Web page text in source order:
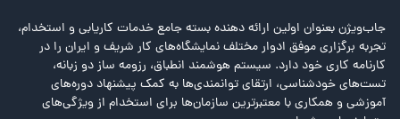
جاب‌ویژن بعنوان اولین ارائه دهنده بسته جامع خدمات کاریابی و استخدام،
تجربه برگزاری موفق ادوار مختلف نمایشگاه‌های کار شریف و ایران را در
کارنامه کاری خود دارد. سیستم هوشمند انطباق، رزومه ساز دو زبانه،
تست‌های خودشناسی، ارتقای توانمندی‌ها به کمک پیشنهاد دوره‌های
آموزشی و همکاری با معتبرترین سازمان‌ها برای استخدام از ویژگی‌های